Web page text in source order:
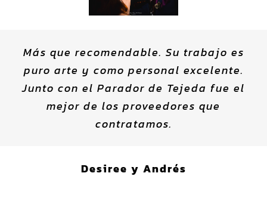
Más que recomendable. Su trabajo es
puro arte y como personal excelente.
Junto con el Parador de Tejeda fue el
mejor de los proveedores que
contratamos.
Desiree y Andrés